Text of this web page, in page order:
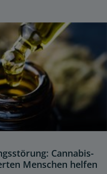
Cannabis-
Menschen helfen